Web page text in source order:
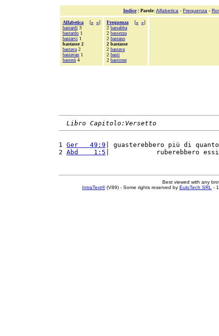
Indice| Parole: Alfabetica - Frequenza -
Alfabetica [« »]
bastardi 3
bastardo 1
bastarvi 1
bastasse 2
bastava 2
bastavan 1
basterà 4
Frequenza [« »]
2 barsabba
2 bassezza
2 bastano
2 bastasse
2 bastava
2 basti
2 bastione
Libro Capitolo:Versetto
1 Ger   49:9 | guasterebbero più di
2 Abd    1:5 |            ruberebbero
Best viewed with any
IntraText®(V89) - Some rights reserved by EuloTech SRL -